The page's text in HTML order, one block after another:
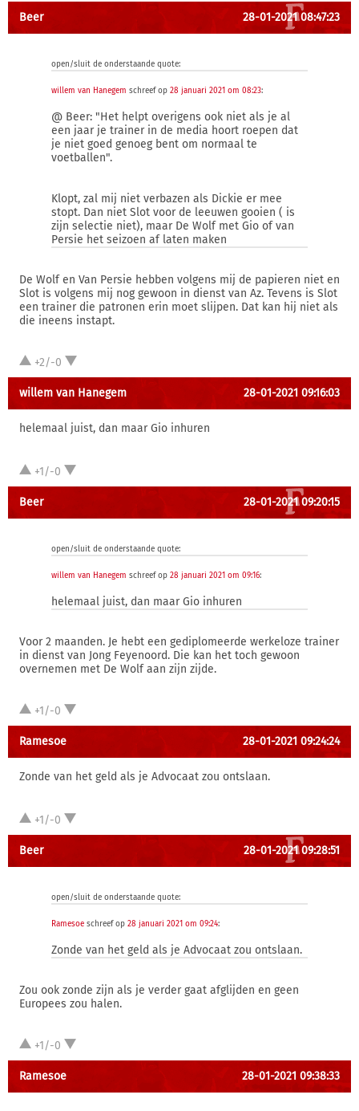
Beer 28-01-2021 08:47:23
open/sluit de onderstaande quote:
willem van Hanegem schreef op 28 januari 2021 om 08:23:
@ Beer: "Het helpt overigens ook niet als je al
een jaar je trainer in de media hoort roepen dat
je niet goed genoeg bent om normaal te
voetballen".
Klopt, zal mij niet verbazen als Dickie er mee
stopt. Dan niet Slot voor de leeuwen gooien ( is
zijn selectie niet), maar De Wolf met Gio of van
Persie het seizoen af laten maken
De Wolf en Van Persie hebben volgens mij de papieren niet en
Slot is volgens mij nog gewoon in dienst van Az. Tevens is Slot
een trainer die patronen erin moet slijpen. Dat kan hij niet als
die ineens instapt.
+2/-0
willem van Hanegem 28-01-2021 09:16:03
helemaal juist, dan maar Gio inhuren
+1/-0
Beer 28-01-2021 09:20:15
open/sluit de onderstaande quote:
willem van Hanegem schreef op 28 januari 2021 om 09:16:
helemaal juist, dan maar Gio inhuren
Voor 2 maanden. Je hebt een gediplomeerde werkeloze trainer
in dienst van Jong Feyenoord. Die kan het toch gewoon
overnemen met De Wolf aan zijn zijde.
+1/-0
Ramesoe 28-01-2021 09:24:24
Zonde van het geld als je Advocaat zou ontslaan.
+1/-0
Beer 28-01-2021 09:28:51
open/sluit de onderstaande quote:
Ramesoe schreef op 28 januari 2021 om 09:24:
Zonde van het geld als je Advocaat zou ontslaan.
Zou ook zonde zijn als je verder gaat afglijden en geen
Europees zou halen.
+1/-0
Ramesoe 28-01-2021 09:38:33